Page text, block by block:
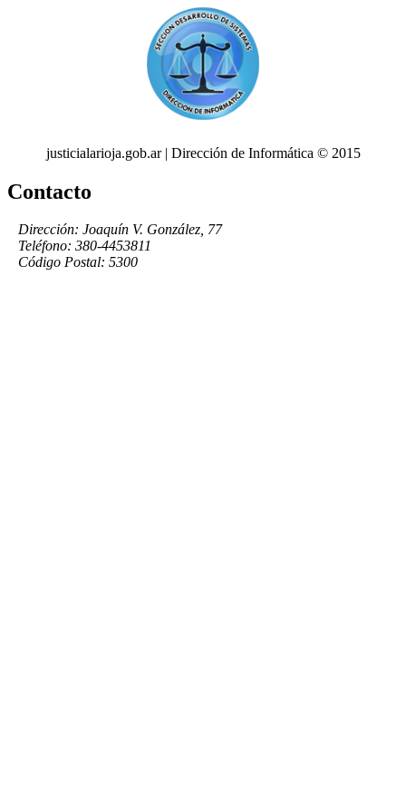
justicialarioja.gob.ar | Dirección de Informática © 2015
Contacto
Dirección: Joaquín V. González, 77
Teléfono: 380-4453811
Código Postal: 5300